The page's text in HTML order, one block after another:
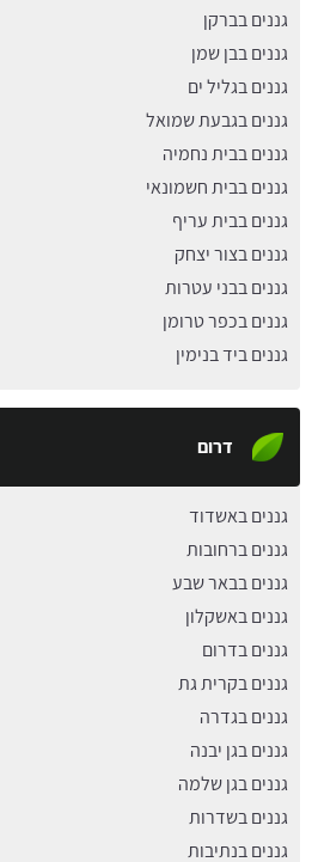
גננים בברקן
גננים בבן שמן
גננים בגליל ים
גננים בגבעת שמואל
גננים בבית נחמיה
גננים בבית חשמונאי
גננים בבית עריף
גננים בצור יצחק
גננים בבני עטרות
גננים בכפר טרומן
גננים ביד בנימין
דרום
גננים באשדוד
גננים ברחובות
גננים בבאר שבע
גננים באשקלון
גננים בדרום
גננים בקרית גת
גננים בגדרה
גננים בגן יבנה
גננים בגן שלמה
גננים בשדרות
גננים בנתיבות